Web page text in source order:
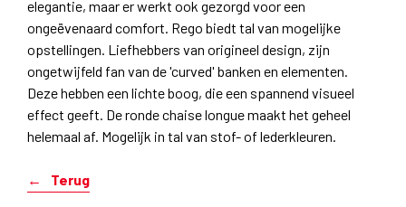
elegantie, maar er werkt ook gezorgd voor een
ongeëvenaard comfort. Rego biedt tal van mogelijke
opstellingen. Liefhebbers van origineel design, zijn
ongetwijfeld fan van de 'curved' banken en elementen.
Deze hebben een lichte boog, die een spannend visueel
effect geeft. De ronde chaise longue maakt het geheel
helemaal af. Mogelijk in tal van stof- of lederkleuren.
Terug